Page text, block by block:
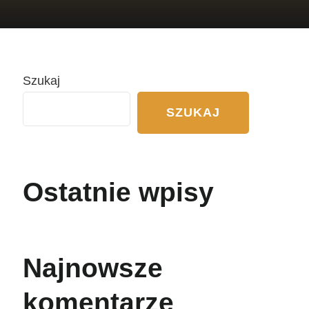
Szukaj
SZUKAJ
Ostatnie wpisy
Najnowsze
komentarze